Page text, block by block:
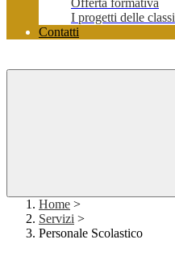
Offerta formativa
I progetti delle classi
Contatti
Home >
Servizi >
Personale Scolastico